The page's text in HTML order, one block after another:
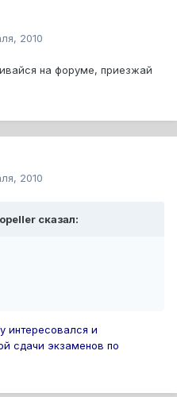
2010
на форуме, приезжай
2010
сказал:
интересовался и
сдачи экзаменов по